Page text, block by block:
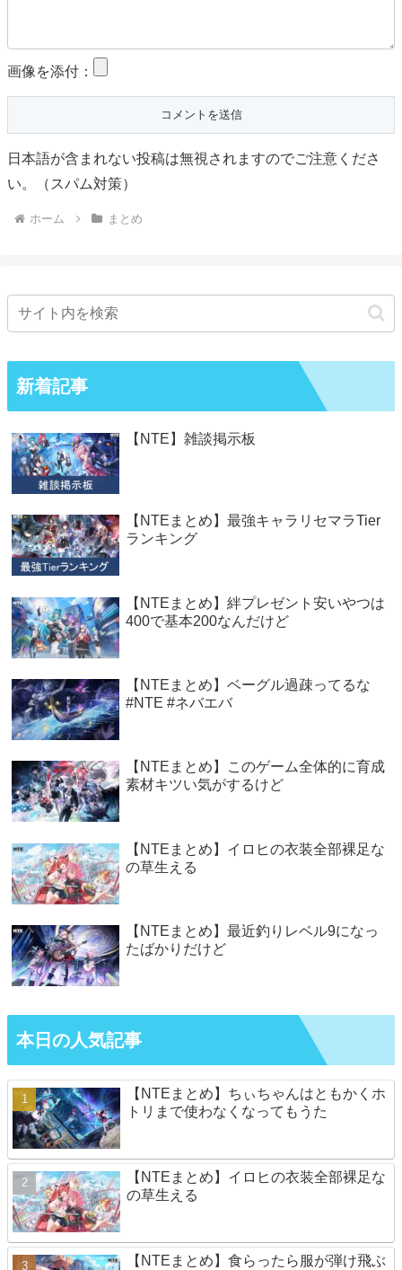
画像を添付：
日本語が含まれない投稿は無視されますのでご注意くださ
い。（スパム対策）
ホーム まとめ
新着記事
【NTE】雑談掲示板
【NTEまとめ】最強キャラリセマラTier
ランキング
【NTEまとめ】絆プレゼント安いやつは
400で基本200なんだけど
【NTEまとめ】ベーグル過疎ってるな
#NTE #ネバエバ
【NTEまとめ】このゲーム全体的に育成
素材キツい気がするけど
【NTEまとめ】イロヒの衣装全部裸足な
の草生える
【NTEまとめ】最近釣りレベル9になっ
たばかりだけど
本日の人気記事
【NTEまとめ】ちぃちゃんはともかくホ
トリまで使わなくなってもうた
【NTEまとめ】イロヒの衣装全部裸足な
の草生える
【NTEまとめ】食らったら服が弾け飛ぶ